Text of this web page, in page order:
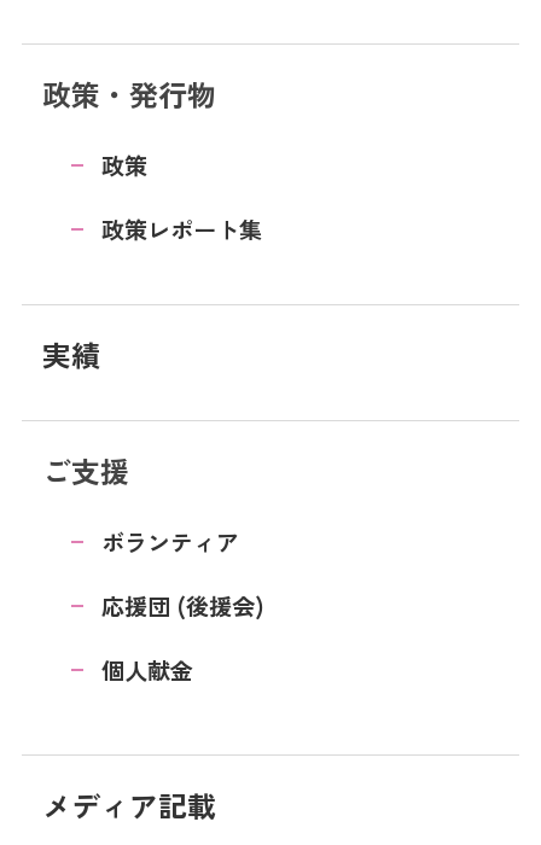
政策・発行物
政策
政策レポート集
実績
ご支援
ボランティア
応援団 (後援会)
個人献金
メディア記載